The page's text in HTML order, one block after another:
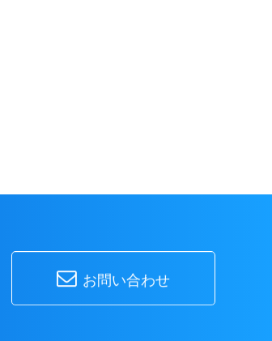
お問い合わせ